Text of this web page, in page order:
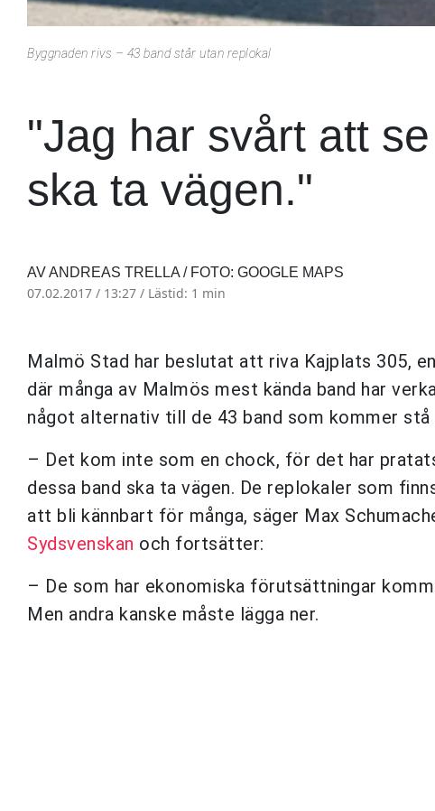
Byggnaden rivs – 43 band står utan replokal
"Jag har svårt att
ska ta vägen."
AV ANDREAS TRELLA / FOTO: GOOGLE MAPS
07.02.2017 / 13:27 / Lästid: 1 min
Malmö Stad har beslutat att riva Kajplats 305,
där många av Malmös mest kända band har
något alternativ till de 43 band som kommer
– Det kom inte som en chock, för det har
dessa band ska ta vägen. De replokaler som
att bli kännbart för många, säger Max
Sydsvenskan och fortsätter:
– De som har ekonomiska förutsättningar
Men andra kanske måste lägga ner.